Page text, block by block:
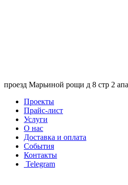
проезд Марьиной рощи д 8 стр 2
Проекты
Прайс-лист
Услуги
О нас
Доставка и оплата
События
Контакты
Telegram